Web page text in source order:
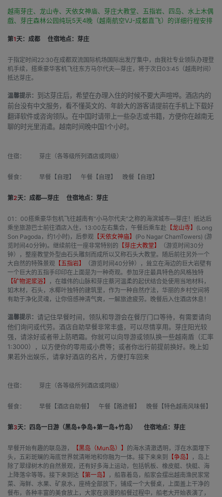
订单消费开始时间之后：如果购买方申请退订，需要按100%比
例支付违约金。如果是销售方申请退订，需要按20.0%比例支付
越南芽庄、龙山寺、天依女神庙、芽庄大教堂、五指岩、四岛、水上木偶
戲、芽庄森林公园纯玩5天4晚（越南航空VJ-成都直飞）的详细行程安排
第1天：成都 住宿地点：芽庄
于指定时间22:30在成都双流国际机场国际出发厅集中，由我社专业领队办理登
机手续，搭乘豪华客机飞往东方马尔代夫—芽庄，将于次日03:45（越南时间）
抵达芽庄。
温馨提示： 到达芽庄后，希望在办理入住的时候不要大声喧哗。酒店内的
前台没有中文服务，看不懂英文的、年龄大的游客请提前在手机上下载好
翻译软件或咨询领队。在中国时请带上一些杂志或书籍，方便你在越南无
聊的时光里消遣。越南时间晚中国1个小时。
住宿： 芽庄（各等级所列酒店或同级）
餐食： 早餐【自理】 午餐【自理】 晚餐【自理】
第2天：成都—芽庄 住宿地点：芽庄
01：00搭乘豪华包机飞往越南有“小马尔代夫”之称的海滨城市—芽庄！抵达后
乘坐旅游巴士前往酒店入住，13:00左右集合，午餐后乘车赴 【龙山寺】 (Long
Son Pagoda，约1小时)，后参观 【天依女神庙】 (Po Nagar ChamTowers) (游
览时间40分钟)。继续前往一座非常特别的 【芽庄大教堂】
（游览时间30分
钟），整座教堂外型由石头雕刻而成所以又称石头大教堂。随后前往另外一个
大自然的特殊景观 【五指岩】
（游览时间40分钟），耸立在海边的巨大岩壁有
一个巨大的五指手印印在上面是为一种奇观。参加牙庄最具特色的风格独特
【矿物泥浆浴】
，在雄伟的山脉和芽庄蔡河温柔的起伏结合处使用当地材料，
如木材，石头，水椰叶独特的建筑里，作为一种自然疗法，华丽的乡村空间将
有助于净化灵魂，让你倍感神清气爽，一解旅途疲劳。晚餐后入住酒店休息！
温馨提示： 请记住早餐时间，领队和导游会在餐厅门口等待，有需要请向
他们询问或代劳。酒店自助早餐非常丰盛，可以尽情享用。芽庄阳光较
强，请涂好或者带上防晒霜。你就可以向导游或领队换一些越南盾（汇率
1:3000），以方便你的零用或小费等；或者你出行前提前换好。晚上如
果若外出娱乐，请拿好酒店的名片，方便打车回来
住宿： 芽庄（各等级所列酒店或同级）
餐食： 早餐【酒店自助餐】 午餐【路途餐】 晚餐【特色越南风味餐】
第3天：四岛一日游（黑岛+争岛+第一岛+竹岛） 住宿地点：芽庄
早餐开始有趣的联岛游， 【黑岛（Mun岛）】 的海水清澈透明，浮在水面埋下
头，五彩斑斓的海底世界就清晰地和你融为一体。接下来来到
【争岛】
，岛上
除了翠绿树木的自然景观，还有好多海上运动，包括帆板、橡皮艇、快艇、海
上降落伞等等。接下来到达 【第一岛】
，船靠着岛，船家会摆出越南渔民家常
菜、海鲜、水果、矿泉水，座椅全部放下，铺成一个大餐桌，上面盖上干净的
餐布，各种丰富的美食放上，大家在浪漫的船餐过程中，船老大开始表演了，